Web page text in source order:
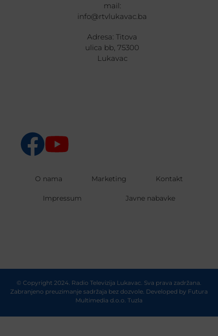
mail:
info@rtvlukavac.ba
Adresa: Titova
ulica bb, 75300
Lukavac
O nama Marketing Kontakt
Impressum Javne nabavke
© Copyright 2024. Radio Televizija Lukavac. Sva prava zadržana.
Zabranjeno preuzimanje sadržaja bez dozvole. Developed by Futura
Multimedia d.o.o. Tuzla